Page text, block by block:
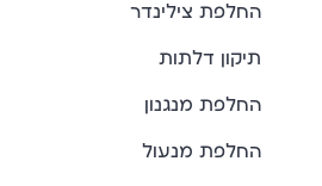
החלפת צילינדר
תיקון דלתות
החלפת מנגנון
החלפת מנעול